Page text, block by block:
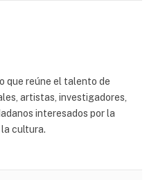
que reúne el talento de
artistas, investigadores,
interesados por la
cultura.